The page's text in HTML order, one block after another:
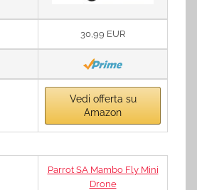
30,99 EUR
Vedi offerta su
Amazon
Parrot SA Mambo Fly Mini
Drone